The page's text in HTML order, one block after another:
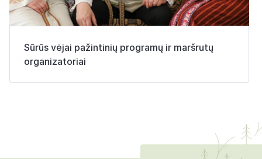
Sūrūs vėjai pažintinių programų ir maršrutų
organizatoriai